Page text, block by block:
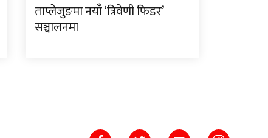
ताप्लेजुङमा नयाँ ‘त्रिवेणी फिडर’
सञ्चालनमा